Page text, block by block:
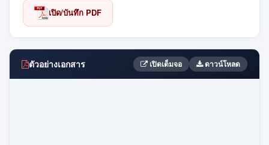
เปิด/บันทึก PDF
ตัวอย่างเอกสาร เปิดเต็มจอ ดาวน์โหลด